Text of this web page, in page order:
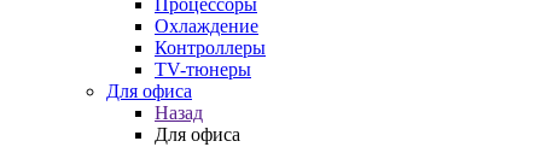
Процессоры
Охлаждение
Контроллеры
TV-тюнеры
Для офиса
Назад
Для офиса